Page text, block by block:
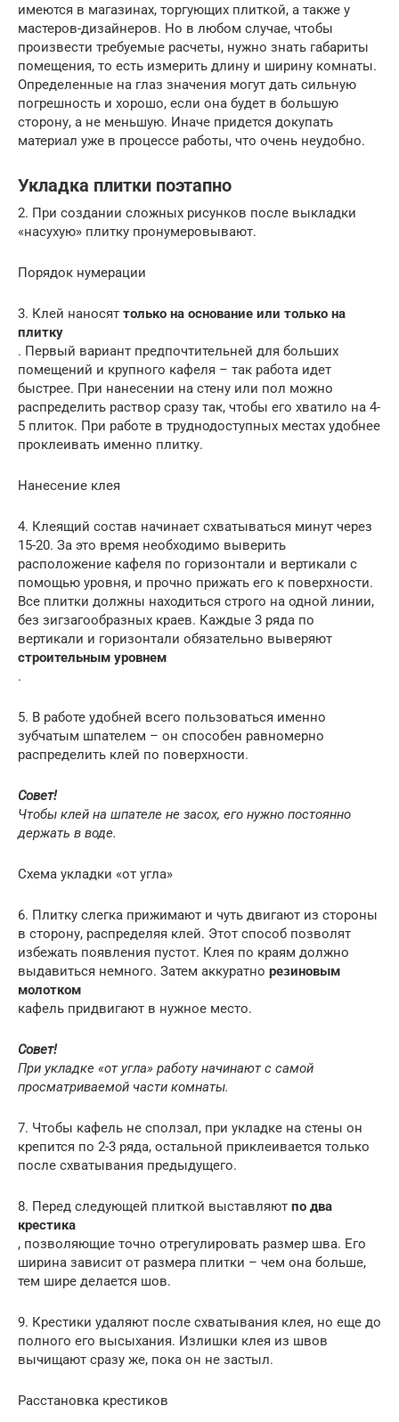
имеются в магазинах, торгующих плиткой, а также у
мастеров-дизайнеров. Но в любом случае, чтобы
произвести требуемые расчеты, нужно знать габариты
помещения, то есть измерить длину и ширину комнаты.
Определенные на глаз значения могут дать сильную
погрешность и хорошо, если она будет в большую
сторону, а не меньшую. Иначе придется докупать
материал уже в процессе работы, что очень неудобно.
Укладка плитки поэтапно
2. При создании сложных рисунков после выкладки
«насухую» плитку пронумеровывают.
Порядок нумерации
3. Клей наносят только на основание или только на
плитку
. Первый вариант предпочтительней для больших
помещений и крупного кафеля – так работа идет
быстрее. При нанесении на стену или пол можно
распределить раствор сразу так, чтобы его хватило на 4-
5 плиток. При работе в труднодоступных местах удобнее
проклеивать именно плитку.
Нанесение клея
4. Клеящий состав начинает схватываться минут через
15-20. За это время необходимо выверить
расположение кафеля по горизонтали и вертикали с
помощью уровня, и прочно прижать его к поверхности.
Все плитки должны находиться строго на одной линии,
без зигзагообразных краев. Каждые 3 ряда по
вертикали и горизонтали обязательно выверяют
строительным уровнем
.
5. В работе удобней всего пользоваться именно
зубчатым шпателем – он способен равномерно
распределить клей по поверхности.
Совет!
Чтобы клей на шпателе не засох, его нужно постоянно
держать в воде.
Схема укладки «от угла»
6. Плитку слегка прижимают и чуть двигают из стороны
в сторону, распределяя клей. Этот способ позволят
избежать появления пустот. Клея по краям должно
выдавиться немного. Затем аккуратно резиновым
молотком
кафель придвигают в нужное место.
Совет!
При укладке «от угла» работу начинают с самой
просматриваемой части комнаты.
7. Чтобы кафель не сползал, при укладке на стены он
крепится по 2-3 ряда, остальной приклеивается только
после схватывания предыдущего.
8. Перед следующей плиткой выставляют по два
крестика
, позволяющие точно отрегулировать размер шва. Его
ширина зависит от размера плитки – чем она больше,
тем шире делается шов.
9. Крестики удаляют после схватывания клея, но еще до
полного его высыхания. Излишки клея из швов
вычищают сразу же, пока он не застыл.
Расстановка крестиков